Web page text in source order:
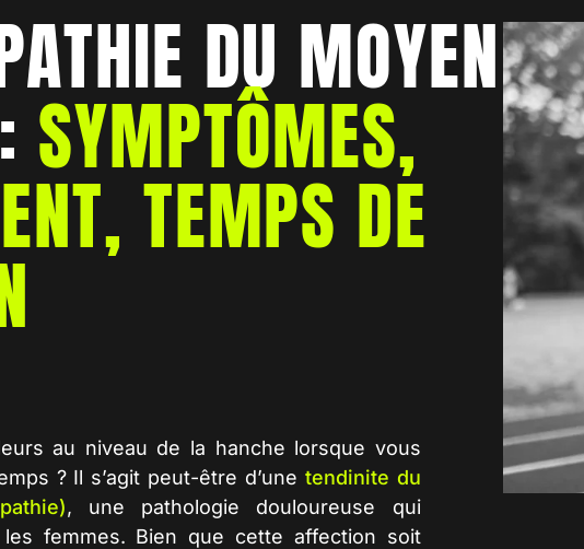
DU MOYEN
SYMPTÔMES,
TEMPS DE
au niveau de la hanche lorsque vous
? Il s’agit peut-être d’une tendinite du
, une pathologie douloureuse qui
les femmes. Bien que cette affection soit